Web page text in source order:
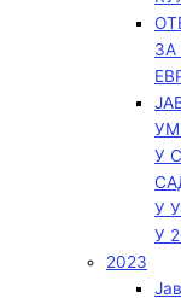
У
У
У
2023